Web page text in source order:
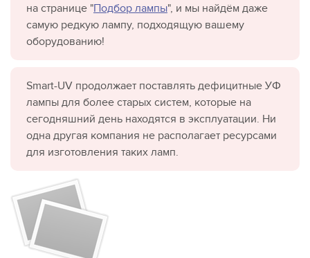
на странице "Подбор лампы", и мы найдём даже
самую редкую лампу, подходящую вашему
оборудованию!
Smart-UV продолжает поставлять дефицитные УФ
лампы для более старых систем, которые на
сегодняшний день находятся в эксплуатации. Ни
одна другая компания не располагает ресурсами
для изготовления таких ламп.